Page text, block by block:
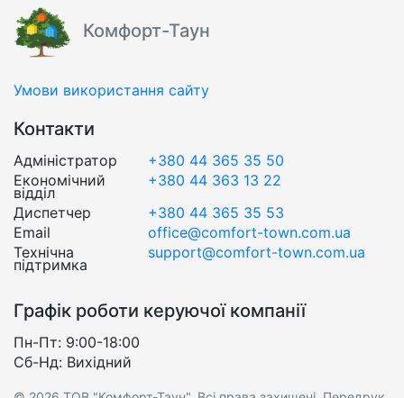
Комфорт-Таун
Умови використання сайту
Контакти
Адміністратор
+380 44 365 35 50
Економічний
відділ
+380 44 363 13 22
Диспетчер
+380 44 365 35 53
Email
office@comfort-town.com.ua
Технічна
підтримка
support@comfort-town.com.ua
Графік роботи керуючої компанії
Пн-Пт: 9:00-18:00
Сб-Нд: Вихідний